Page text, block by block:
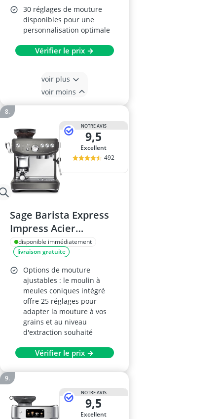
30 réglages de mouture
disponibles pour une
personnalisation optimale
Vérifier le prix →
voir plus
voir moins
NOTRE AVIS
9,5
Excellent
492
Sage Barista Express
Impress Acier
inoxydable noir
disponible immédiatement
livraison gratuite
Options de mouture
ajustables : le moulin à
meules coniques intégré
offre 25 réglages pour
adapter la mouture à vos
grains et au niveau
d'extraction souhaité
Vérifier le prix →
NOTRE AVIS
9,5
Excellent